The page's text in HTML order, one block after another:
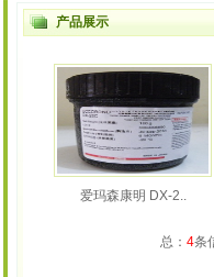
产品展示
爱玛森康明 DX-2..
总： 4条